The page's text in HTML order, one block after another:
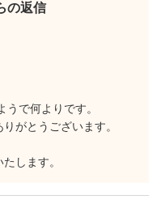
の返信
で何よりです。
がとうございます。
します。